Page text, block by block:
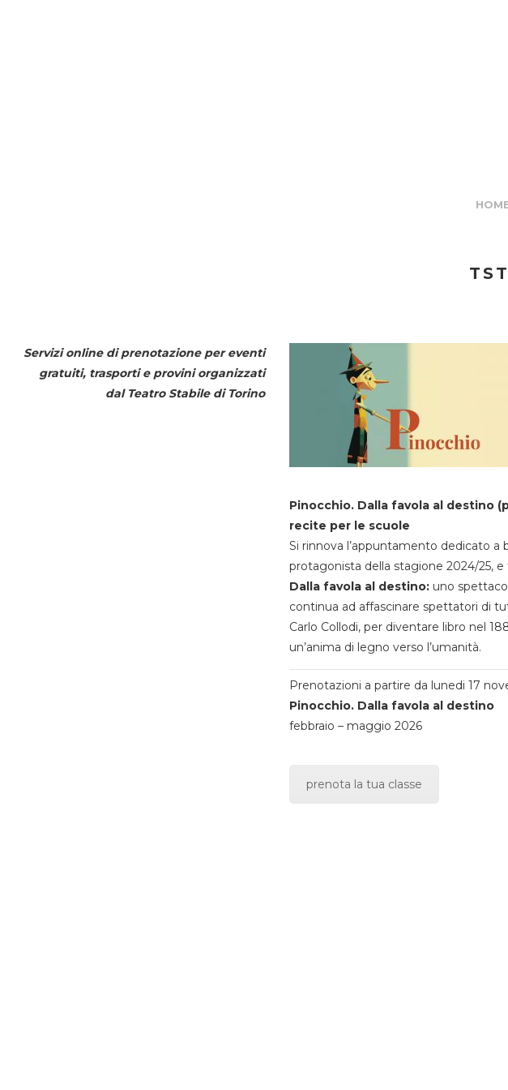
Servizi online di prenotazione per eventi
gratuiti, trasporti e provini organizzati
dal Teatro Stabile di Torino
Pinocchio. Dalla favola al destino
recite per le scuole
Si rinnova l’appuntamento dedicato
protagonista della stagione 2024/25,
Dalla favola al destino:uno
continua ad affascinare spettatori di
Carlo Collodi, per diventare libro nel
un’anima di legno verso l’umanità.
Prenotazioni a partire da lunedi 17
Pinocchio. Dalla favola al destino
febbraio – maggio 2026
prenota la tua classe